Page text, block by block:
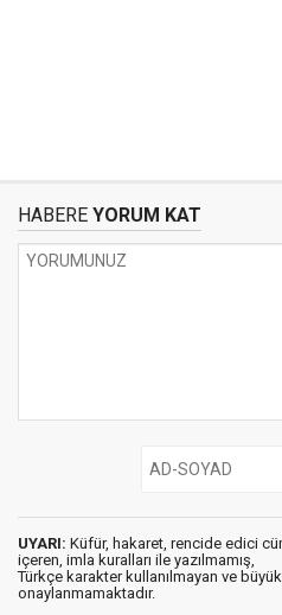
HABERE YORUM KAT
UYARI: Küfür, hakaret, rencide edici
içeren, imla kuralları ile yazılmamış,
Türkçe karakter kullanılmayan ve
onaylanmamaktadır.